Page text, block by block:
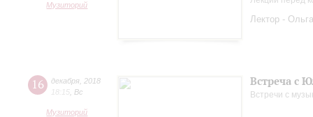
Музиторий
Лектор -
16 декабря 2018
18:15
Вс
Музиторий
Встреча с
Встречи с